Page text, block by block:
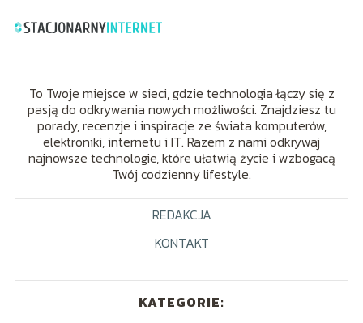
To Twoje miejsce w sieci, gdzie technologia łączy się z
pasją do odkrywania nowych możliwości. Znajdziesz tu
porady, recenzje i inspiracje ze świata komputerów,
elektroniki, internetu i IT. Razem z nami odkrywaj
najnowsze technologie, które ułatwią życie i wzbogacą
Twój codzienny lifestyle.
REDAKCJA
KONTAKT
KATEGORIE: